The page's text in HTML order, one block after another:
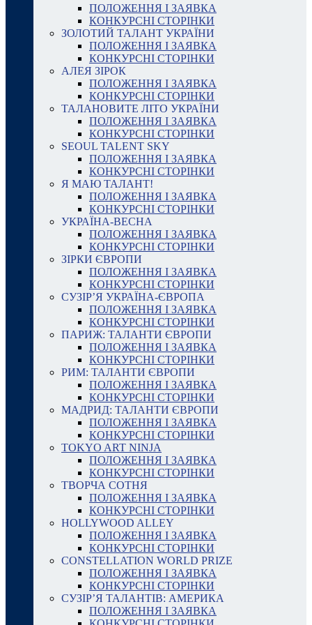
ПОЛОЖЕННЯ І ЗАЯВКА
КОНКУРСНІ СТОРІНКИ
ЗОЛОТИЙ ТАЛАНТ УКРАЇНИ
ПОЛОЖЕННЯ І ЗАЯВКА
КОНКУРСНІ СТОРІНКИ
АЛЕЯ ЗІРОК
ПОЛОЖЕННЯ І ЗАЯВКА
КОНКУРСНІ СТОРІНКИ
ТАЛАНОВИТЕ ЛІТО УКРАЇНИ
ПОЛОЖЕННЯ І ЗАЯВКА
КОНКУРСНІ СТОРІНКИ
SEOUL TALENT SKY
ПОЛОЖЕННЯ І ЗАЯВКА
КОНКУРСНІ СТОРІНКИ
Я МАЮ ТАЛАНТ!
ПОЛОЖЕННЯ І ЗАЯВКА
КОНКУРСНІ СТОРІНКИ
УКРАЇНА-ВЕСНА
ПОЛОЖЕННЯ І ЗАЯВКА
КОНКУРСНІ СТОРІНКИ
ЗІРКИ ЄВРОПИ
ПОЛОЖЕННЯ І ЗАЯВКА
КОНКУРСНІ СТОРІНКИ
СУЗІР’Я УКРАЇНА-ЄВРОПА
ПОЛОЖЕННЯ І ЗАЯВКА
КОНКУРСНІ СТОРІНКИ
ПАРИЖ: ТАЛАНТИ ЄВРОПИ
ПОЛОЖЕННЯ І ЗАЯВКА
КОНКУРСНІ СТОРІНКИ
РИМ: ТАЛАНТИ ЄВРОПИ
ПОЛОЖЕННЯ І ЗАЯВКА
КОНКУРСНІ СТОРІНКИ
МАДРИД: ТАЛАНТИ ЄВРОПИ
ПОЛОЖЕННЯ І ЗАЯВКА
КОНКУРСНІ СТОРІНКИ
TOKYO ART NINJA
ПОЛОЖЕННЯ І ЗАЯВКА
КОНКУРСНІ СТОРІНКИ
ТВОРЧА СОТНЯ
ПОЛОЖЕННЯ І ЗАЯВКА
КОНКУРСНІ СТОРІНКИ
HOLLYWOOD ALLEY
ПОЛОЖЕННЯ І ЗАЯВКА
КОНКУРСНІ СТОРІНКИ
CONSTELLATION WORLD PRIZE
ПОЛОЖЕННЯ І ЗАЯВКА
КОНКУРСНІ СТОРІНКИ
СУЗІР’Я ТАЛАНТІВ: АМЕРИКА
ПОЛОЖЕННЯ І ЗАЯВКА